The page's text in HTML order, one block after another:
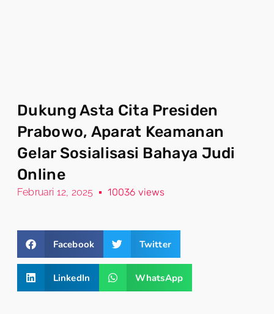
Dukung Asta Cita Presiden
Prabowo, Aparat Keamanan
Gelar Sosialisasi Bahaya Judi
Online
Februari 12, 2025 10036 views
Facebook Twitter
LinkedIn WhatsApp